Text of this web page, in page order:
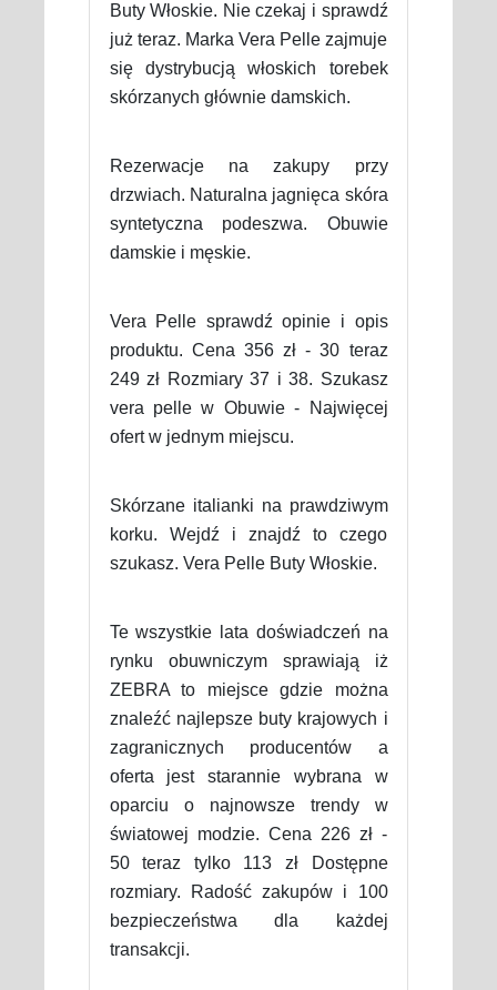
Buty Włoskie. Nie czekaj i sprawdź
już teraz. Marka Vera Pelle zajmuje
się dystrybucją włoskich torebek
skórzanych głównie damskich.
Rezerwacje na zakupy przy
drzwiach. Naturalna jagnięca skóra
syntetyczna podeszwa. Obuwie
damskie i męskie.
Vera Pelle sprawdź opinie i opis
produktu. Cena 356 zł - 30 teraz
249 zł Rozmiary 37 i 38. Szukasz
vera pelle w Obuwie - Najwięcej
ofert w jednym miejscu.
Skórzane italianki na prawdziwym
korku. Wejdź i znajdź to czego
szukasz. Vera Pelle Buty Włoskie.
Te wszystkie lata doświadczeń na
rynku obuwniczym sprawiają iż
ZEBRA to miejsce gdzie można
znaleźć najlepsze buty krajowych i
zagranicznych producentów a
oferta jest starannie wybrana w
oparciu o najnowsze trendy w
światowej modzie. Cena 226 zł -
50 teraz tylko 113 zł Dostępne
rozmiary. Radość zakupów i 100
bezpieczeństwa dla każdej
transakcji.